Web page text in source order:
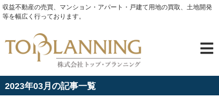
収益不動産の売買、マンション・アパート・戸建て用地の買取、土地開発
等を幅広く行っております。
2023年03月の記事一覧